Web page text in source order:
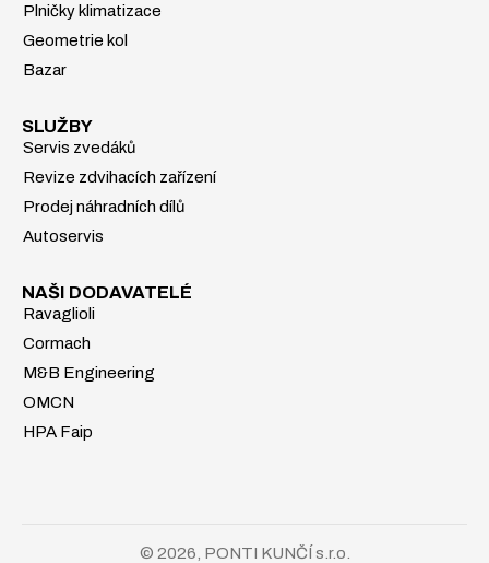
Plničky klimatizace
Geometrie kol
Bazar
SLUŽBY
Servis zvedáků
Revize zdvihacích zařízení
Prodej náhradních dílů
Autoservis
NAŠI DODAVATELÉ
Ravaglioli
Cormach
M&B Engineering
OMCN
HPA Faip
© 2026, PONTI KUNČÍ s.r.o.